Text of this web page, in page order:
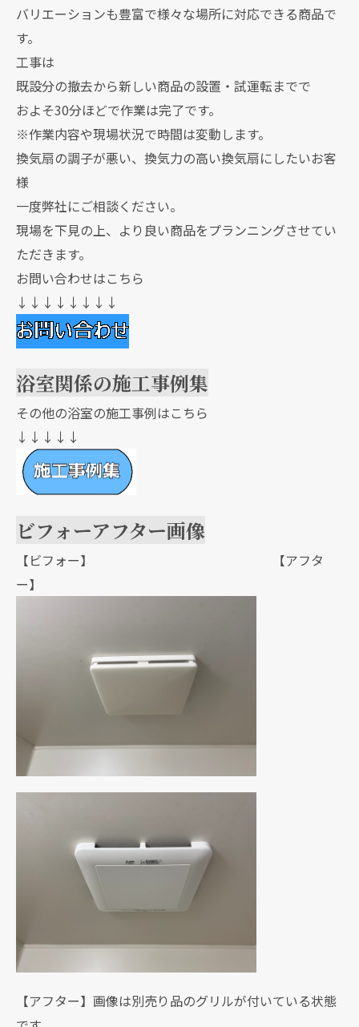
バリエーションも豊富で様々な場所に対応できる商品で
す。
工事は
既設分の撤去から新しい商品の設置・試運転までで
およそ30分ほどで作業は完了です。
※作業内容や現場状況で時間は変動します。
換気扇の調子が悪い、換気力の高い換気扇にしたいお客
様
一度弊社にご相談ください。
現場を下見の上、より良い商品をプランニングさせてい
ただきます。
お問い合わせはこちら
↓↓↓↓↓↓↓↓
浴室関係の施工事例集
その他の浴室の施工事例はこちら
↓↓↓↓↓
ビフォーアフター画像
【ビフォー】 【アフタ
ー】
【アフター】画像は別売り品のグリルが付いている状態